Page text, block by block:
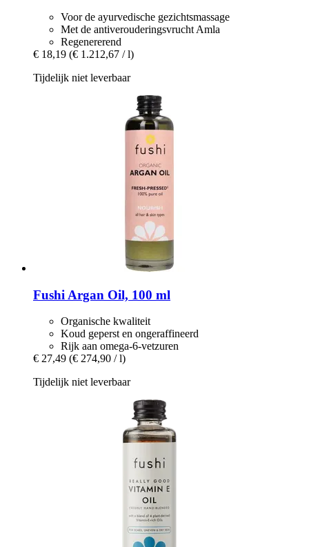
Voor de ayurvedische gezichtsmassage
Met de antiverouderingsvrucht Amla
Regenererend
€ 18,19 (€ 1.212,67 / l)
Tijdelijk niet leverbaar
Fushi Argan Oil, 100 ml
Organische kwaliteit
Koud geperst en ongeraffineerd
Rijk aan omega-6-vetzuren
€ 27,49 (€ 274,90 / l)
Tijdelijk niet leverbaar